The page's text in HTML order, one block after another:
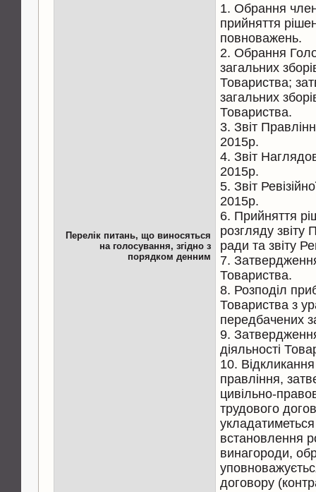
Перелік питань, що виносяться
на голосування, згідно з
порядком денним
1. Обрання
прийняття
повноважень.
2. Обрання
загальних
Товариства;
загальних
Товариства.
3. Звіт
2015р.
4. Звіт
2015р.
5. Звіт
2015р.
6. Прийняття
розгляду звіту
ради та звіту
7.
Товариства.
8. Розподіл
Товариства з
передбачених
9.
діяльності
10.
правління,
цивільно-
трудового
встановлення
винагороди,
договору